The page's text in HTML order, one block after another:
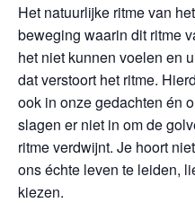
Het natuurlijke ritme van
beweging waarin dit ritme
het niet kunnen voelen en
dat verstoort het ritme.
ook in onze gedachten én
slagen er niet in om de
ritme verdwijnt. Je hoort
ons échte leven te leiden,
kiezen.